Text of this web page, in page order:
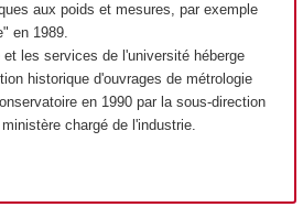
aux poids et mesures, par exemple
en 1989.
les services de l'université héberge
historique d'ouvrages de métrologie
en 1990 par la sous-direction
chargé de l'industrie.